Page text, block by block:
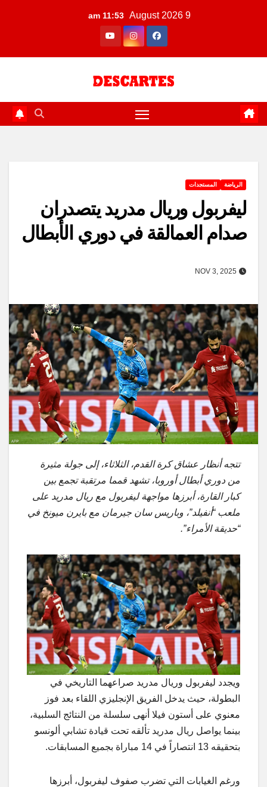
9 August 2026
11:53 am
الرياضة المستجدات
ليفربول وريال مدريد يتصدران
صدام العمالقة في دوري الأبطال
NOV 3, 2025
تتجه أنظار عشاق كرة القدم، الثلاثاء، إلى جولة مثيرة
من دوري أبطال أوروبا، تشهد قمما مرتقبة تجمع بين
كبار القارة، أبرزها مواجهة ليفربول مع ريال مدريد على
ملعب “أنفيلد”، وباريس سان جيرمان مع بايرن ميونخ في
“حديقة الأمراء”.
ويجدد ليفربول وريال مدريد صراعهما التاريخي في
البطولة، حيث يدخل الفريق الإنجليزي اللقاء بعد فوز
معنوي على أستون فيلا أنهى سلسلة من النتائج السلبية،
بينما يواصل ريال مدريد تألقه تحت قيادة تشابي ألونسو
بتحقيقه 13 انتصاراً في 14 مباراة بجميع المسابقات.
ورغم الغيابات التي تضرب صفوف ليفربول، أبرزها